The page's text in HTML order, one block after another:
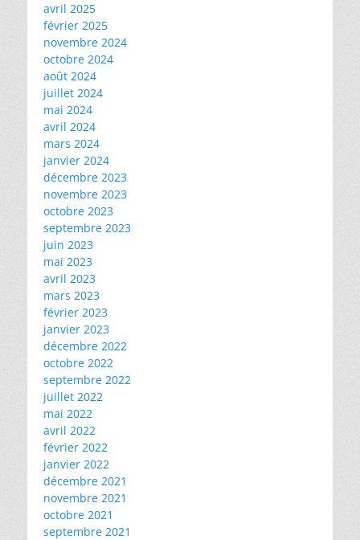
avril 2025
février 2025
novembre 2024
octobre 2024
août 2024
juillet 2024
mai 2024
avril 2024
mars 2024
janvier 2024
décembre 2023
novembre 2023
octobre 2023
septembre 2023
juin 2023
mai 2023
avril 2023
mars 2023
février 2023
janvier 2023
décembre 2022
octobre 2022
septembre 2022
juillet 2022
mai 2022
avril 2022
février 2022
janvier 2022
décembre 2021
novembre 2021
octobre 2021
septembre 2021